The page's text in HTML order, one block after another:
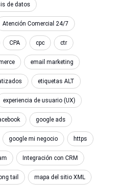
de datos
Atención Comercial 24/7
CPA cpc ctr
email marketing
etiquetas ALT
experiencia de usuario (UX)
google ads
google mi negocio https
Integración con CRM
tail mapa del sitio XML